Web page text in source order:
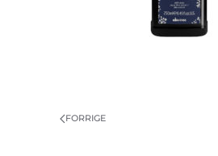
FORRIGE